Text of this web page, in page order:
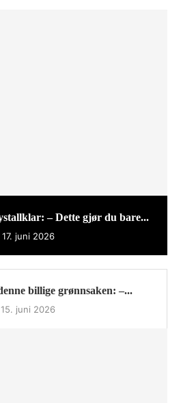
– Dette gjør du bare...
17. juni 2026
billige grønnsaken: –...
15. juni 2026